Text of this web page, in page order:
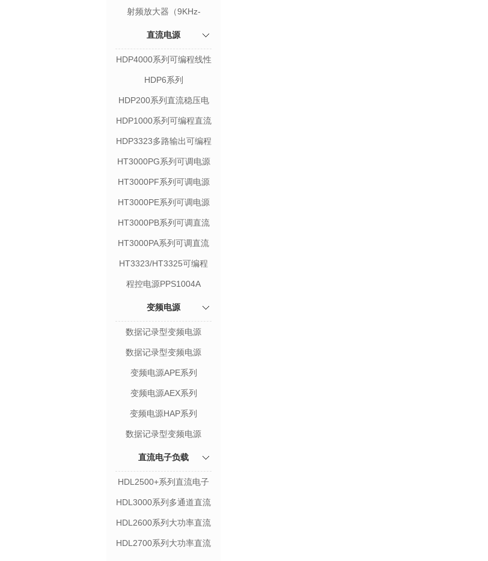
3GHz）
射频放大器（9KHz-
直流电源
HDP4000系列可编程线性
直流稳压电源
HDP6系列
HDP200系列直流稳压电
源
HDP1000系列可编程直流
电源
HDP3323多路输出可编程
线性直流电源
HT3000PG系列可调电源
HT3000PF系列可调电源
HT3000PE系列可调电源
HT3000PB系列可调直流
电源
HT3000PA系列可调直流
HT3323/HT3325可编程
直流电源
程控电源PPS1004A
变频电源
数据记录型变频电源
HAP33000系列
数据记录型变频电源
HAP31000系列
变频电源APE系列
变频电源AEX系列
变频电源HAP系列
数据记录型变频电源
直流电子负载
HDL2500+系列直流电子
负载
HDL3000系列多通道直流
电子负载
HDL2600系列大功率直流
电子负载
HDL2700系列大功率直流